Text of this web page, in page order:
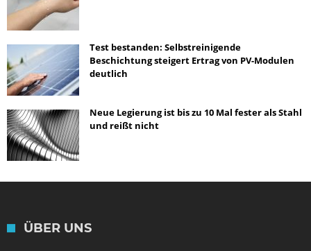
Test bestanden: Selbstreinigende
Beschichtung steigert Ertrag von PV-Modulen
deutlich
Neue Legierung ist bis zu 10 Mal fester als Stahl
und reißt nicht
ÜBER UNS